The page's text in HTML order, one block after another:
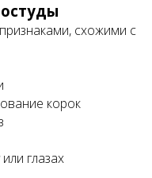
схожими с
корок
глазах